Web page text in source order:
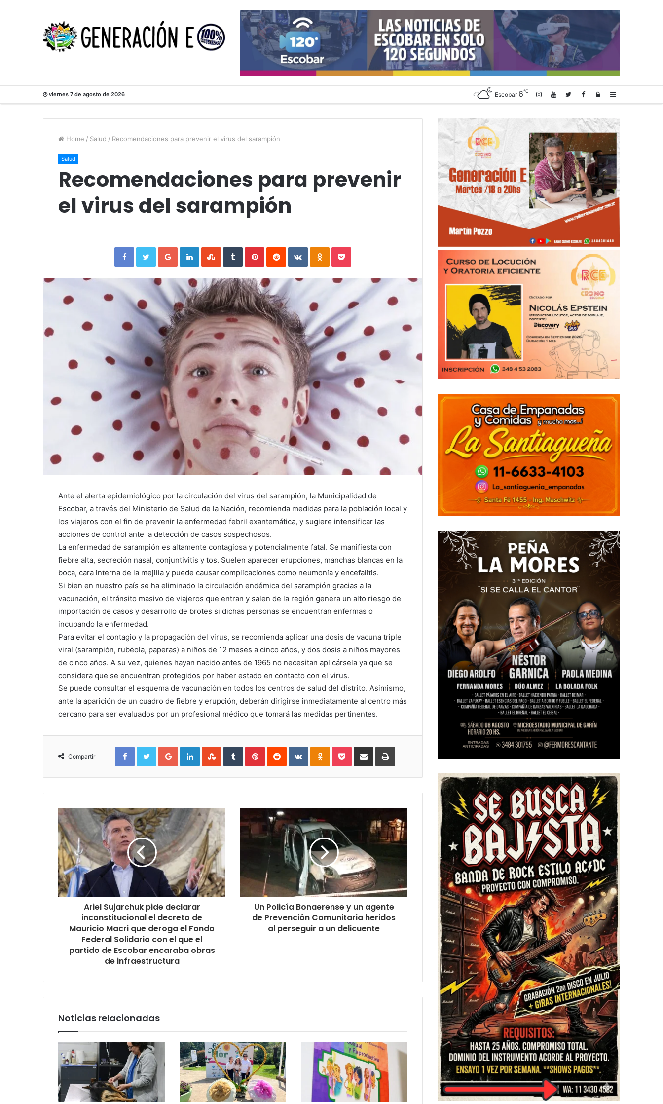
viernes 7 de agosto de 2026 Sidebar
Log
Escobar 6℃
Home / Salud / Recomendaciones para prevenir el virus del sarampión
Salud
Recomendaciones para prevenir
el virus del sarampión
FacebookTwitterGoogle+LinkedInStumbleUpon
TumblrPinterestReddit VKontakteOdnoklassniki
Pocket
Ante el alerta epidemiológico por la circulación del virus del sarampión, la Municipalidad de
Escobar, a través del Ministerio de Salud de la Nación, recomienda medidas para la población local y
los viajeros con el fin de prevenir la enfermedad febril exantemática, y sugiere intensificar las
acciones de control ante la detección de casos sospechosos.
La enfermedad de sarampión es altamente contagiosa y potencialmente fatal. Se manifiesta con
fiebre alta, secreción nasal, conjuntivitis y tos. Suelen aparecer erupciones, manchas blancas en la
boca, cara interna de la mejilla y puede causar complicaciones como neumonía y encefalitis.
Si bien en nuestro país se ha eliminado la circulación endémica del sarampión gracias a la
vacunación, el tránsito masivo de viajeros que entran y salen de la región genera un alto riesgo de
importación de casos y desarrollo de brotes si dichas personas se encuentran enfermas o
incubando la enfermedad.
Para evitar el contagio y la propagación del virus, se recomienda aplicar una dosis de vacuna triple
viral (sarampión, rubéola, paperas) a niños de 12 meses a cinco años, y dos dosis a niños mayores
de cinco años. A su vez, quienes hayan nacido antes de 1965 no necesitan aplicársela ya que se
considera que se encuentran protegidos por haber estado en contacto con el virus.
Se puede consultar el esquema de vacunación en todos los centros de salud del distrito. Asimismo,
ante la aparición de un cuadro de fiebre y erupción, deberán dirigirse inmediatamente al centro más
cercano para ser evaluados por un profesional médico que tomará las medidas pertinentes.
Compartir
FacebookTwitterGoogle+LinkedInStumbleUpon
TumblrPinterestReddit VKontakteOdnoklassniki
PocketShare
Email
Print
Ariel Sujarchuk pide declarar
inconstitucional el decreto de
Mauricio Macri que deroga el Fondo
Federal Solidario con el que el
partido de Escobar encaraba obras
de infraestructura
Un Policía Bonaerense y un agente
de Prevención Comunitaria heridos
al perseguir a un delicuente
Noticias relacionadas